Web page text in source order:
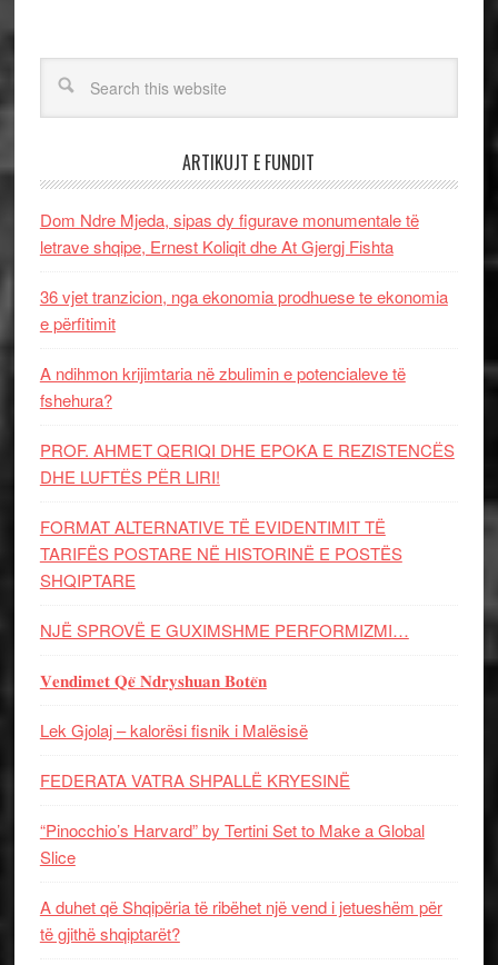
ARTIKUJT E FUNDIT
Dom Ndre Mjeda, sipas dy figurave monumentale të
letrave shqipe, Ernest Koliqit dhe At Gjergj Fishta
36 vjet tranzicion, nga ekonomia prodhuese te ekonomia
e përfitimit
A ndihmon krijimtaria në zbulimin e potencialeve të
fshehura?
PROF. AHMET QERIQI DHE EPOKA E REZISTENCЁS
DHE LUFTЁS PЁR LIRI!
FORMAT ALTERNATIVE TË EVIDENTIMIT TË
TARIFËS POSTARE NË HISTORINË E POSTËS
SHQIPTARE
NJË SPROVË E GUXIMSHME PERFORMIZMI…
𝐕𝐞𝐧𝐝𝐢𝐦𝐞𝐭 𝐐𝐞̈ 𝐍𝐝𝐫𝐲𝐬𝐡𝐮𝐚𝐧 𝐁𝐨𝐭𝐞̈𝐧
Lek Gjolaj – kalorësi fisnik i Malësisë
FEDERATA VATRA SHPALLË KRYESINË
“Pinocchio’s Harvard” by Tertini Set to Make a Global
Slice
A duhet që Shqipëria të ribëhet një vend i jetueshëm për
të gjithë shqiptarët?